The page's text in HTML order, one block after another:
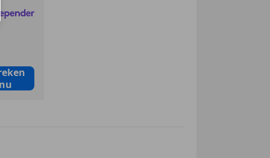
(margeregeling)